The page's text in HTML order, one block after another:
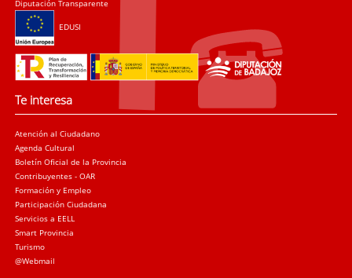
Diputación Transparente
EDUSI
Te interesa
Atención al Ciudadano
Agenda Cultural
Boletín Oficial de la Provincia
Contribuyentes - OAR
Formación y Empleo
Participación Ciudadana
Servicios a EELL
Smart Provincia
Turismo
@Webmail